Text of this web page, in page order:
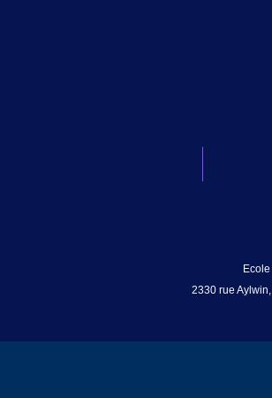
2330 rue